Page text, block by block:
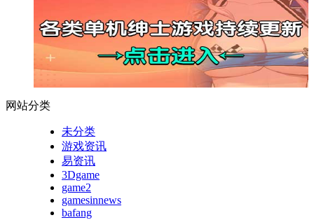
网站分类
未分类
游戏资讯
易资讯
3Dgame
game2
gamesinnews
bafang